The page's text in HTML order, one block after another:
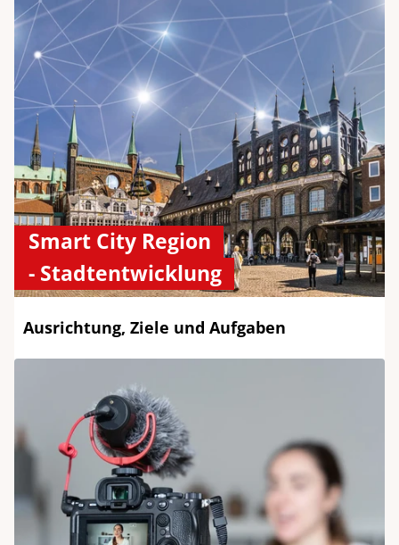
Smart City Region
- Stadtentwicklung
Ausrichtung, Ziele und Aufgaben